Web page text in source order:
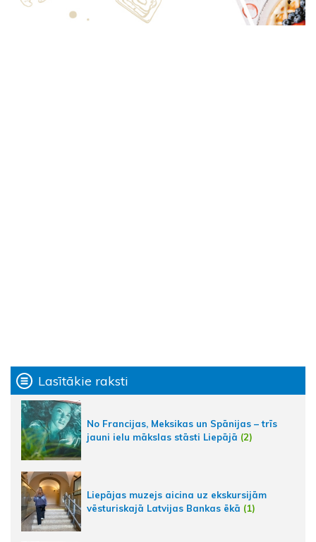
Lasītākie raksti
No Francijas, Meksikas un Spānijas – trīs
jauni ielu mākslas stāsti Liepājā (2)
Liepājas muzejs aicina uz ekskursijām
vēsturiskajā Latvijas Bankas ēkā (1)